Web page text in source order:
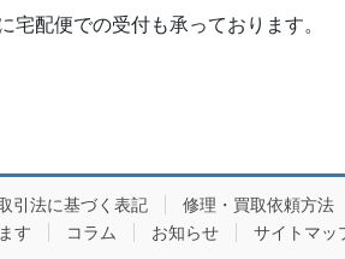
宅配便での受付も承っております。
引法に基づく表記 修理・買取依頼方法
す
コラム お知らせ サイトマッ